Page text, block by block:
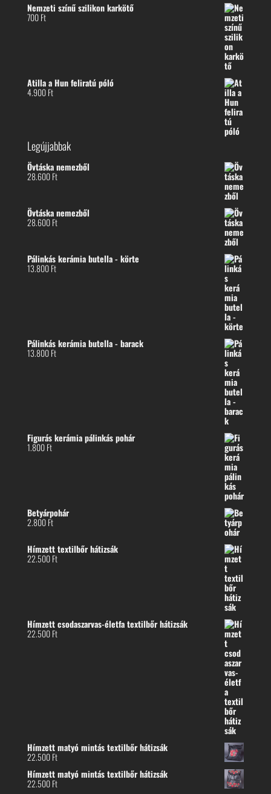
Nemzeti színű szilikon karkötő
700Ft
Atilla a Hun feliratú póló
4.900Ft
Legújjabbak
Övtáska nemezből
28.600Ft
Övtáska nemezből
28.600Ft
Pálinkás kerámia butella - körte
13.800Ft
Pálinkás kerámia butella - barack
13.800Ft
Figurás kerámia pálinkás pohár
1.800Ft
Betyárpohár
2.800Ft
Hímzett textilbőr hátizsák
22.500Ft
Hímzett csodaszarvas-életfa textilbőr hátizsák
22.500Ft
Hímzett matyó mintás textilbőr hátizsák
22.500Ft
Hímzett matyó mintás textilbőr hátizsák
22.500Ft